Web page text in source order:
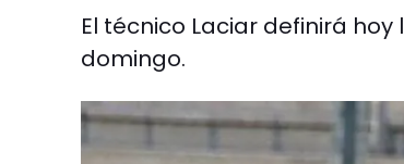
El técnico Laciar definirá
domingo.